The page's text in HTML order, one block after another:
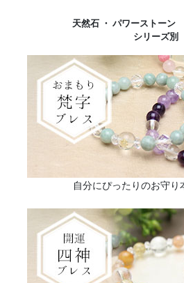
天然石 ・ パワーストーン
シリーズ別
自分にぴったりのお守り